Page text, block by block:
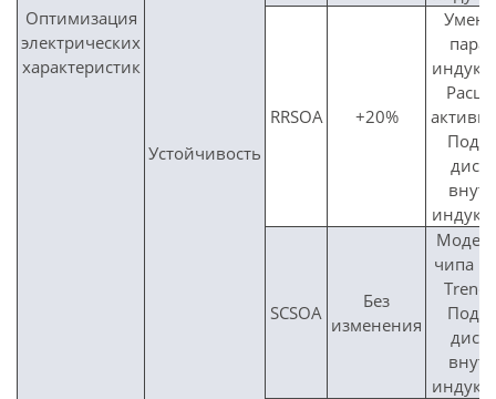
Оптимизация
электрических
характеристик
Устойчивость
RRSOA +20%
SCSOA
Без
изменения
чипа